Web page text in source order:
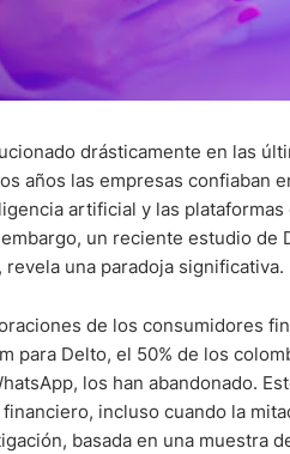
drásticamente en las
años las empresas confiaban
artificial y las
un reciente estudio de
una paradoja significativa.
de los consumidores
para Delto, el 50% de los
los han abandonado.
incluso cuando la
basada en una muestra